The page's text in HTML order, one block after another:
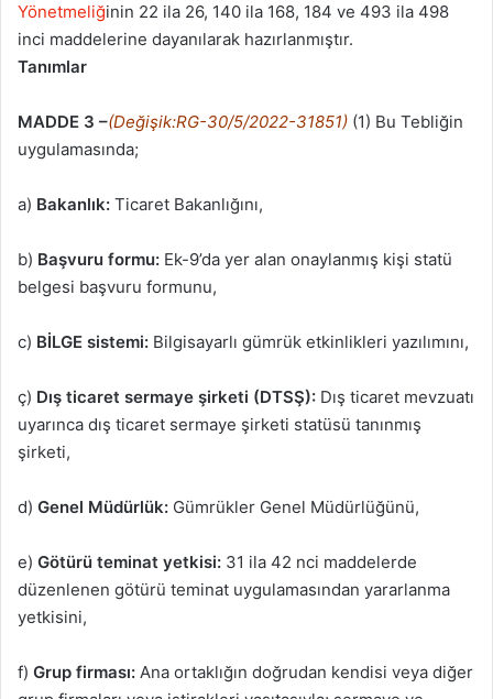
Yönetmeliğinin 22 ila 26, 140 ila 168, 184 ve 493 ila 498
inci maddelerine dayanılarak hazırlanmıştır.
Tanımlar
MADDE 3 –(Değişik:RG-30/5/2022-31851) (1) Bu Tebliğin
uygulamasında;
a) Bakanlık: Ticaret Bakanlığını,
b) Başvuru formu: Ek-9’da yer alan onaylanmış kişi statü
belgesi başvuru formunu,
c) BİLGE sistemi: Bilgisayarlı gümrük etkinlikleri yazılımını,
ç) Dış ticaret sermaye şirketi (DTSŞ): Dış ticaret mevzuatı
uyarınca dış ticaret sermaye şirketi statüsü tanınmış
şirketi,
d) Genel Müdürlük: Gümrükler Genel Müdürlüğünü,
e) Götürü teminat yetkisi: 31 ila 42 nci maddelerde
düzenlenen götürü teminat uygulamasından yararlanma
yetkisini,
f) Grup firması: Ana ortaklığın doğrudan kendisi veya diğer